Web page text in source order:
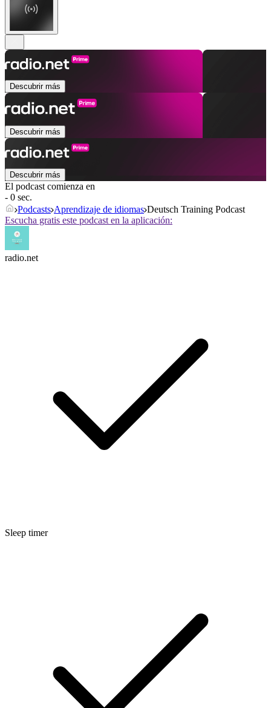
Descubrir más
Descubrir más
Descubrir más
El podcast comienza en
- 0 sec.
Podcasts Aprendizaje de idiomas Deutsch Training Podcast
Escucha gratis este podcast en la aplicación:
radio.net
Sleep timer